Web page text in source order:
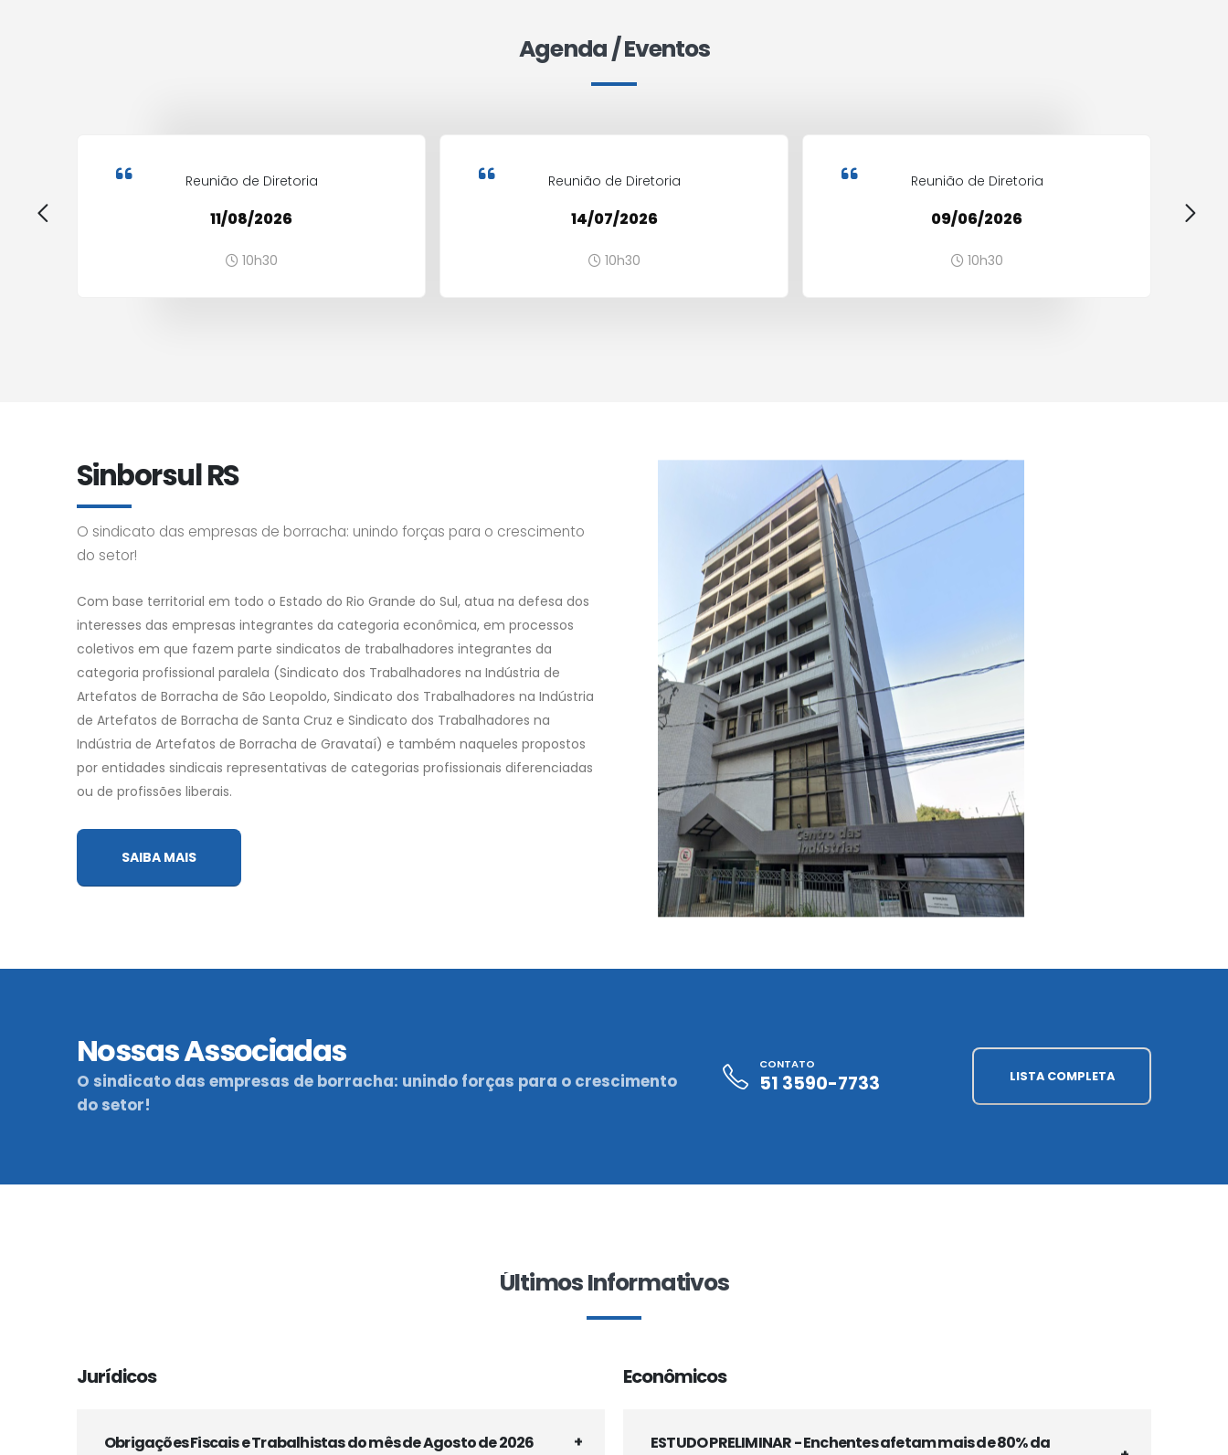
Agenda / Eventos
Reunião de Diretoria
11/08/2026
10h30
Reunião de Diretoria
14/07/2026
10h30
Reunião de Diretoria
09/06/2026
10h30
Sinborsul RS
O sindicato das empresas de borracha: unindo forças para o crescimento
do setor!
Com base territorial em todo o Estado do Rio Grande do Sul, atua na defesa dos
interesses das empresas integrantes da categoria econômica, em processos
coletivos em que fazem parte sindicatos de trabalhadores integrantes da
categoria profissional paralela (Sindicato dos Trabalhadores na Indústria de
Artefatos de Borracha de São Leopoldo, Sindicato dos Trabalhadores na Indústria
de Artefatos de Borracha de Santa Cruz e Sindicato dos Trabalhadores na
Indústria de Artefatos de Borracha de Gravataí) e também naqueles propostos
por entidades sindicais representativas de categorias profissionais diferenciadas
ou de profissões liberais.
SAIBA MAIS
Nossas Associadas
O sindicato das empresas de borracha: unindo forças para o crescimento
do setor!
CONTATO
51 3590-7733 LISTA COMPLETA
Últimos Informativos
Jurídicos
Obrigações Fiscais e Trabalhistas do mês de Agosto de 2026
Econômicos
ESTUDO PRELIMINAR - Enchentes afetam mais de 80% da